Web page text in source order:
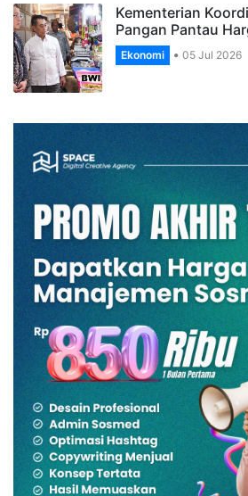
Kementerian
Pangan Pantau
Ekonomi 05 Jul 2026